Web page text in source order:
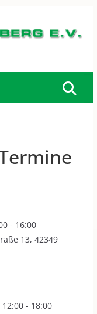
- 16:00
13, 42349
12:00- 18:00